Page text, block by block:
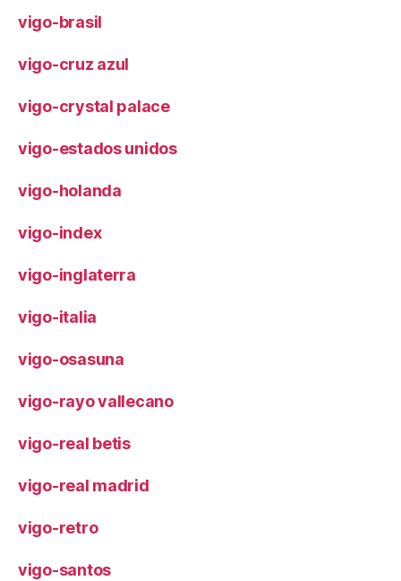
vigo-brasil
vigo-cruz azul
vigo-crystal palace
vigo-estados unidos
vigo-holanda
vigo-index
vigo-inglaterra
vigo-italia
vigo-osasuna
vigo-rayo vallecano
vigo-real betis
vigo-real madrid
vigo-retro
vigo-santos